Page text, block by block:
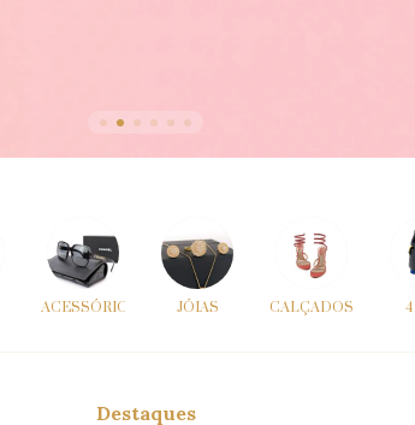
ACESSÓRIOS JÓIAS CALÇADOS
Destaques